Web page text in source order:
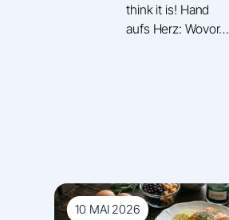
think it is! Hand
aufs Herz: Wovor…
10 MAI 2026